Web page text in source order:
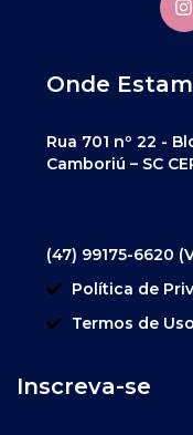
Onde
Rua 701 nº 22 -
Camboriú – SC
(47) 99175-6620
Política de
Termos de Uso
Inscreva-se